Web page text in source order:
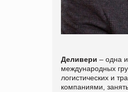
Деливери – одна
международных
логистических и
компаниями,